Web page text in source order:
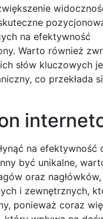
na efektywność
Warto również
słów kluczowych
co przekłada
na efektywność
być unikalne,
oraz
i zewnętrznych,
ponieważ coraz